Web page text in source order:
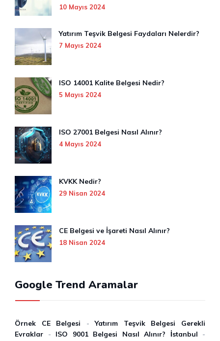
10 Mayıs 2024
Yatırım Teşvik Belgesi Faydaları Nelerdir?
7 Mayıs 2024
ISO 14001 Kalite Belgesi Nedir?
5 Mayıs 2024
ISO 27001 Belgesi Nasıl Alınır?
4 Mayıs 2024
KVKK Nedir?
29 Nisan 2024
CE Belgesi ve İşareti Nasıl Alınır?
18 Nisan 2024
Google Trend Aramalar
Örnek CE Belgesi -Yatırım Teşvik Belgesi Gerekli
Evraklar - ISO 9001 Belgesi Nasıl Alınır? İ̇stanbul -